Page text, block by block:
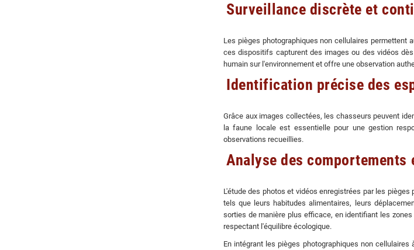
Surveillance discrète et
Les pièges photographiques non cellulaires permettent
ces dispositifs capturent des images ou des vidéos
humain sur l'environnement et offre une observation
Identification précise des
Grâce aux images collectées, les chasseurs peuvent
la faune locale est essentielle pour une gestion
observations recueillies.
Analyse des
L'étude des photos et vidéos enregistrées par les
tels que leurs habitudes alimentaires, leurs
sorties de manière plus efficace, en identifiant les
respectant l'équilibre écologique.
En intégrant les pièges photographiques non